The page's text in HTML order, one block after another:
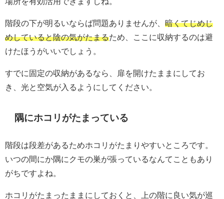
階段の下が明るいならば問題ありませんが、 暗くてじめじ
めしていると陰の気がたまるため、ここに収納するのは避
けたほうがいいでしょう。
すでに固定の収納があるなら、扉を開けたままにしてお
き、光と空気が入るようにしてください。
隅にホコリがたまっている
階段は段差があるためホコリがたまりやすいところです。
いつの間にか隅にクモの巣が張っているなんてこともあり
がちですよね。
ホコリがたまったままにしておくと、上の階に良い気が巡